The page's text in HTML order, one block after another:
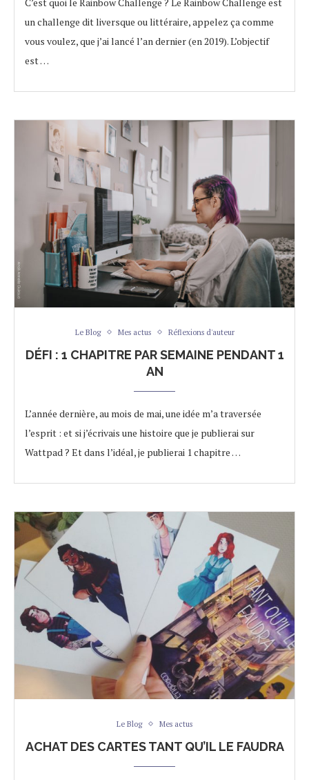
C’est quoi le Rainbow Challenge ? Le Rainbow Challenge est
un challenge dit liversque ou littéraire, appelez ça comme
vous voulez, que j’ai lancé l’an dernier (en 2019). L’objectif
est …
Le Blog Mes actus Réflexions d'auteur
DÉFI : 1 CHAPITRE PAR SEMAINE PENDANT 1
AN
L’année dernière, au mois de mai, une idée m’a traversée
l’esprit : et si j’écrivais une histoire que je publierai sur
Wattpad ? Et dans l’idéal, je publierai 1 chapitre …
Le Blog Mes actus
ACHAT DES CARTES TANT QU’IL LE FAUDRA